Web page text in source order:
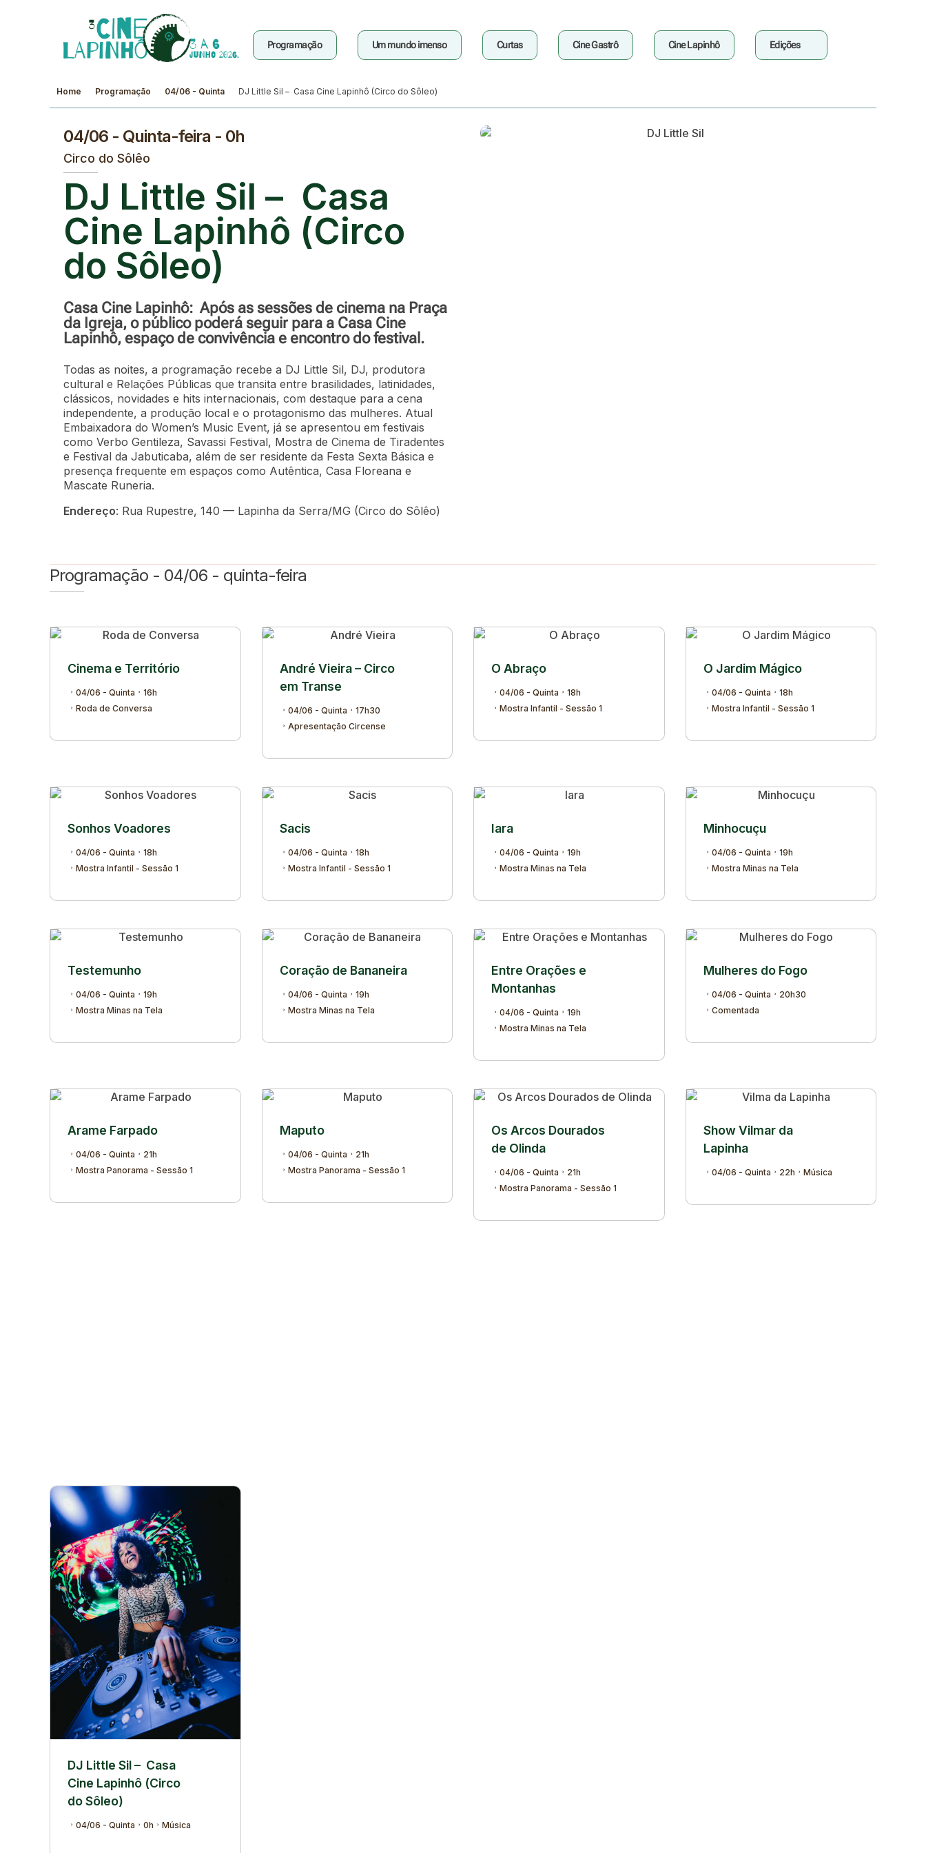
Programação Um mundo imenso Curtas Cine Gastrô Cine Lapinhô Edições
Home Programação 04/06 - Quinta DJ Little Sil – Casa Cine Lapinhô (Circo do Sôleo)
04/06 - Quinta-feira - 0h
Circo do Sôlêo
DJ Little Sil – Casa
Cine Lapinhô (Circo
do Sôleo)
Casa Cine Lapinhô: Após as sessões de cinema na Praça
da Igreja, o público poderá seguir para a Casa Cine
Lapinhô, espaço de convivência e encontro do festival.
Todas as noites, a programação recebe a DJ Little Sil, DJ, produtora
cultural e Relações Públicas que transita entre brasilidades, latinidades,
clássicos, novidades e hits internacionais, com destaque para a cena
independente, a produção local e o protagonismo das mulheres. Atual
Embaixadora do Women’s Music Event, já se apresentou em festivais
como Verbo Gentileza, Savassi Festival, Mostra de Cinema de Tiradentes
e Festival da Jabuticaba, além de ser residente da Festa Sexta Básica e
presença frequente em espaços como Autêntica, Casa Floreana e
Mascate Runeria.
Endereço: Rua Rupestre, 140 — Lapinha da Serra/MG (Circo do Sôlêo)
Programação - 04/06 - quinta-feira
Cinema e Território
04/06 - Quinta
16h
Roda de Conversa
André Vieira – Circo
em Transe
04/06 - Quinta
17h30
Apresentação Circense
O Abraço
04/06 - Quinta
18h
Mostra Infantil - Sessão 1
O Jardim Mágico
04/06 - Quinta
18h
Mostra Infantil - Sessão 1
Sonhos Voadores
04/06 - Quinta
18h
Mostra Infantil - Sessão 1
Sacis
04/06 - Quinta
18h
Mostra Infantil - Sessão 1
Iara
04/06 - Quinta
19h
Mostra Minas na Tela
Minhocuçu
04/06 - Quinta
19h
Mostra Minas na Tela
Testemunho
04/06 - Quinta
19h
Mostra Minas na Tela
Coração de Bananeira
04/06 - Quinta
19h
Mostra Minas na Tela
Entre Orações e
Montanhas
04/06 - Quinta
19h
Mostra Minas na Tela
Mulheres do Fogo
04/06 - Quinta
20h30
Comentada
Arame Farpado
04/06 - Quinta
21h
Mostra Panorama - Sessão 1
Maputo
04/06 - Quinta
21h
Mostra Panorama - Sessão 1
Os Arcos Dourados
de Olinda
04/06 - Quinta
21h
Mostra Panorama - Sessão 1
Show Vilmar da
Lapinha
04/06 - Quinta 22h Música
DJ Little Sil – Casa
Cine Lapinhô (Circo
do Sôleo)
04/06 - Quinta 0h Música